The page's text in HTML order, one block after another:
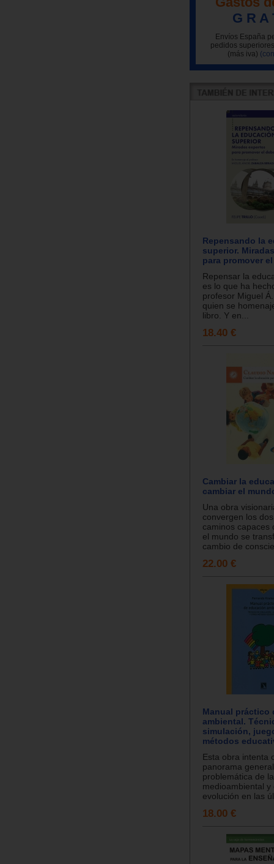
G R A
Envíos España
pedidos
(más iva)
Repensando la
superior.
para promover
Repensar la
es lo que ha
profesor Miguel
quien se
libro. Y en...
18.40 €
Cambiar la
cambiar el
Una obra
convergen los
caminos capaces
el mundo se
cambio de
22.00 €
Manual práctico
ambiental.
simulación,
métodos
Esta obra intenta
panorama
problemática de
medioambiental y
evolución en las
18.00 €